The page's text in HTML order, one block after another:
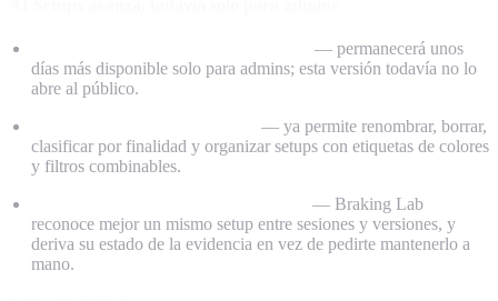
— permanecerá unos
días más disponible solo para admins; esta versión todavía no lo
abre al público.
— ya permite renombrar, borrar,
clasificar por finalidad y organizar setups con etiquetas de colores
y filtros combinables.
— Braking Lab
reconoce mejor un mismo setup entre sesiones y versiones, y
deriva su estado de la evidencia en vez de pedirte mantenerlo a
mano.